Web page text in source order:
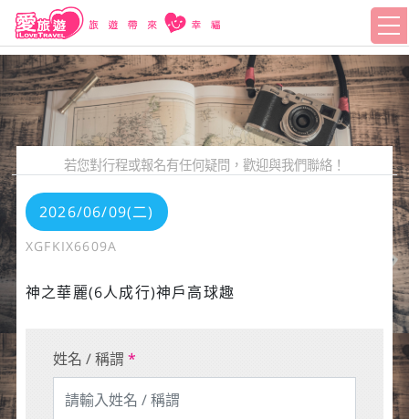
若您對行程或報名有任何疑問，歡迎與我們聯絡！
2026/06/09(二)
XGFKIX6609A
神之華麗(6人成行)神戶高球趣
姓名 / 稱謂 *